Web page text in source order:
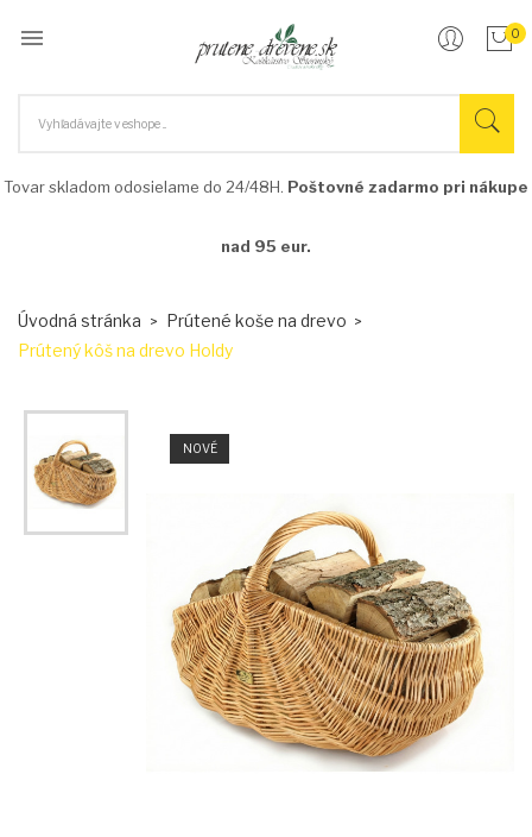
 0
Tovar skladom odosielame do 24/48H. Poštovné zadarmo pri nákupe
nad 95 eur.
Úvodná stránka
Prútené koše na drevo
Prútený kôš na drevo Holdy
NOVÉ